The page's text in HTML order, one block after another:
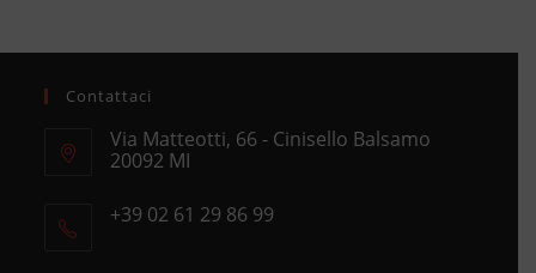
Contattaci
Via Matteotti, 66 - Cinisello Balsamo
20092 MI
in
+39 02 61 29 86 99